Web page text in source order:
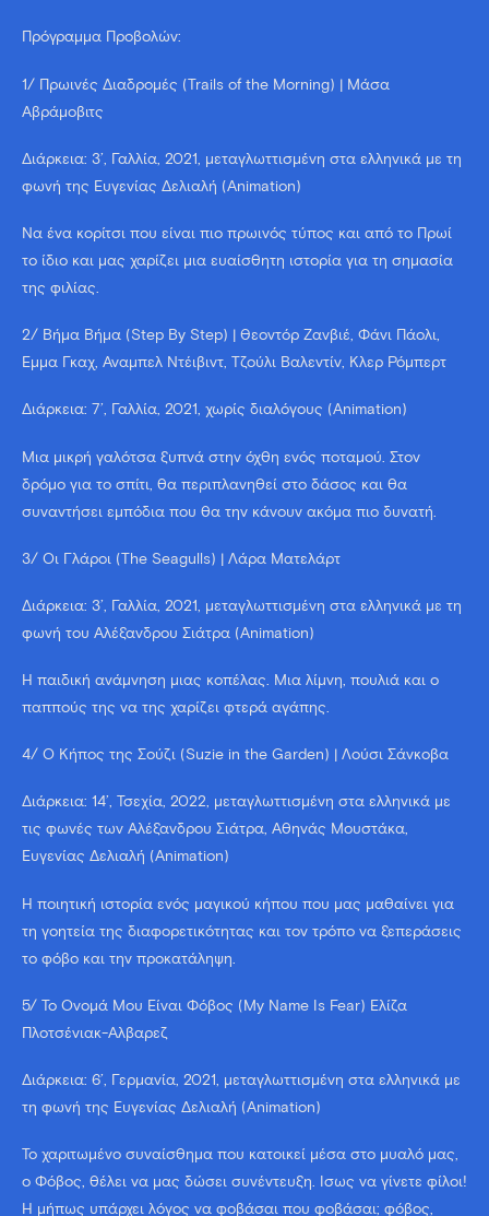
Πρόγραμμα Προβολών:
1/ Πρωινές Διαδρομές (Trails of the Morning) | Μάσα
Αβράμοβιτς
Διάρκεια: 3’, Γαλλία, 2021, μεταγλωττισμένη στα ελληνικά με τη
φωνή της Ευγενίας Δελιαλή (Animation)
Να ένα κορίτσι που είναι πιο πρωινός τύπος και από το Πρωί
το ίδιο και μας χαρίζει μια ευαίσθητη ιστορία για τη σημασία
της φιλίας.
2/ Βήμα Βήμα (Step By Step) | Θεοντόρ Ζανβιέ, Φάνι Πάολι,
Έμμα Γκαχ, Άναμπελ Ντέιβιντ, Τζούλι Βαλεντίν, Κλερ Ρόμπερτ
Διάρκεια: 7’, Γαλλία, 2021, χωρίς διαλόγους (Animation)
Μια μικρή γαλότσα ξυπνά στην όχθη ενός ποταμού. Στον
δρόμο για το σπίτι, θα περιπλανηθεί στο δάσος και θα
συναντήσει εμπόδια που θα την κάνουν ακόμα πιο δυνατή.
3/ Οι Γλάροι (The Seagulls) | Λάρα Ματελάρτ
Διάρκεια: 3’, Γαλλία, 2021, μεταγλωττισμένη στα ελληνικά με τη
φωνή του Αλέξανδρου Σιάτρα (Animation)
Η παιδική ανάμνηση μιας κοπέλας. Μια λίμνη, πουλιά και ο
παππούς της να της χαρίζει φτερά αγάπης.
4/ Ο Κήπος της Σούζι (Suzie in the Garden) | Λούσι Σάνκοβα
Διάρκεια: 14’, Τσεχία, 2022, μεταγλωττισμένη στα ελληνικά με
τις φωνές των Αλέξανδρου Σιάτρα, Αθηνάς Μουστάκα,
Ευγενίας Δελιαλή (Animation)
Η ποιητική ιστορία ενός μαγικού κήπου που μας μαθαίνει για
τη γοητεία της διαφορετικότητας και τον τρόπο να ξεπεράσεις
το φόβο και την προκατάληψη.
5/ Το Όνομά Μου Είναι Φόβος (My Name Is Fear) Ελίζα
Πλοτσένιακ-Άλβαρεζ
Διάρκεια: 6’, Γερμανία, 2021, μεταγλωττισμένη στα ελληνικά με
τη φωνή της Ευγενίας Δελιαλή (Animation)
Το χαριτωμένο συναίσθημα που κατοικεί μέσα στο μυαλό μας,
ο Φόβος, θέλει να μας δώσει συνέντευξη. Ίσως να γίνετε φίλοι!
Ή μήπως υπάρχει λόγος να φοβάσαι που φοβάσαι; φόβος,